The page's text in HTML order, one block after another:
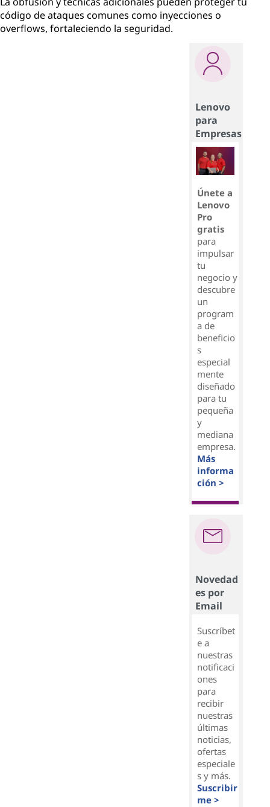
código de ataques comunes como inyecciones o
overflows, fortaleciendo la seguridad.
Lenovo
para
Empresas
Únete a
Lenovo
Pro
gratis
para
impulsar
tu
negocio y
descubre
un
program
a de
beneficio
s
especial
mente
diseñado
para tu
pequeña
y
mediana
empresa.
Más
informa
ción >
Novedad
es por
Email
Suscríbet
e a
nuestras
notificaci
ones
para
recibir
nuestras
últimas
noticias,
ofertas
especiale
s y más.
Suscribir
me >